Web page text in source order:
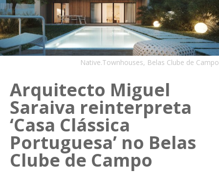
Native.Townhouses, Belas Clube de Campo
Arquitecto Miguel
Saraiva reinterpreta
‘Casa Clássica
Portuguesa’ no Belas
Clube de Campo